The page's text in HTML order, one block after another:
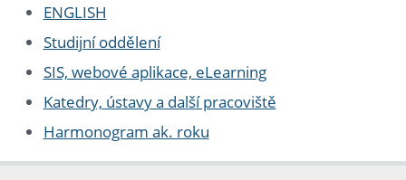
ENGLISH
Studijní oddělení
SIS, webové aplikace, eLearning
Katedry, ústavy a další pracoviště
Harmonogram ak. roku